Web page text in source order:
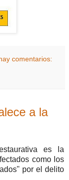
comentarios:
a la
es la
como los
por el delito